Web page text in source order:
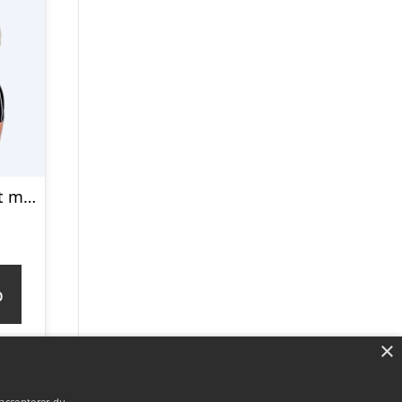
Mirou badedragt med ben til damer – 244S – Sort/hvid
×